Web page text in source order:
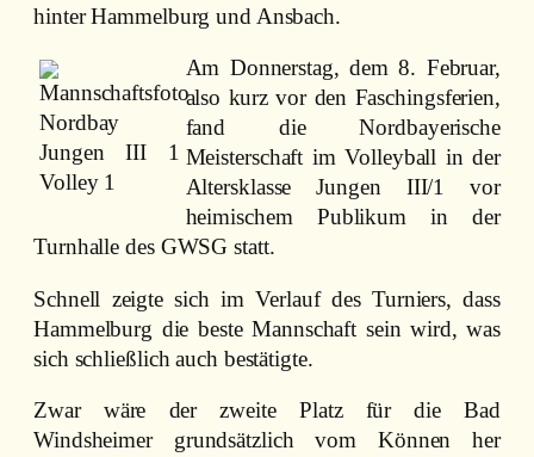
hinter Hammelburg und Ansbach.
Am Donnerstag, dem 8. Februar,
also kurz vor den Faschingsferien,
fand die Nordbayerische
Meisterschaft im Volleyball in der
Altersklasse Jungen III/1 vor
heimischem Publikum in der
Turnhalle des GWSG statt.
Schnell zeigte sich im Verlauf des Turniers, dass
Hammelburg die beste Mannschaft sein wird, was
sich schließlich auch bestätigte.
Zwar wäre der zweite Platz für die Bad
Windsheimer grundsätzlich vom Können her